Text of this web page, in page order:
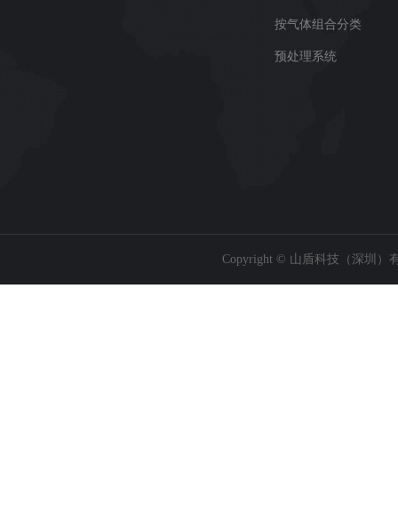
按气体组合分类
预处理系统
Copyright © 山盾科技（深圳）